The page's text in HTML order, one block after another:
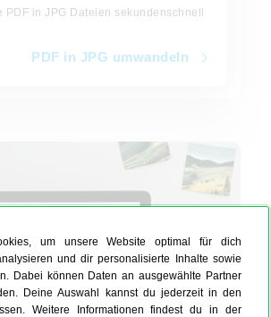
um unsere Website optimal für dich
und dir personalisierte Inhalte sowie
Dabei können Daten an ausgewählte Partner
Deine Auswahl kannst du jederzeit in den
Weitere Informationen findest du in der
PDF in JPG Dateien sekundenschnell
PDF in JPG umwandeln